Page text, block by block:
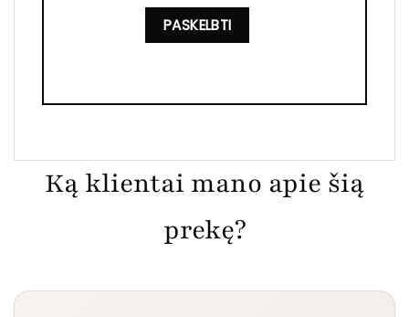
Ką klientai mano apie šią
prekę?